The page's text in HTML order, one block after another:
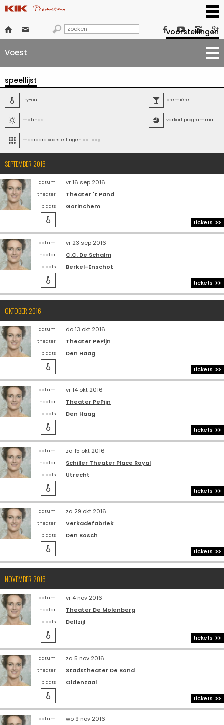
      
voorstellingen
Voest
speellijst
 try-out  première
 matinee  verkort programma
 meerdere voorstellingen op 1 dag
SEPTEMBER 2016
datum vr 16 sep 2016
theater Theater 't Pand
plaats Gorinchem
 tickets
datum vr 23 sep 2016
theater C.C. De Schalm
plaats Berkel-Enschot
 tickets
OKTOBER 2016
datum do 13 okt 2016
theater Theater PePijn
plaats Den Haag
 tickets
datum vr 14 okt 2016
theater Theater PePijn
plaats Den Haag
 tickets
datum za 15 okt 2016
theater Schiller Theater Place Royal
plaats Utrecht
 tickets
datum za 29 okt 2016
theater Verkadefabriek
plaats Den Bosch
 tickets
NOVEMBER 2016
datum vr 4 nov 2016
theater Theater De Molenberg
plaats Delfzijl
 tickets
datum za 5 nov 2016
theater Stadstheater De Bond
plaats Oldenzaal
 tickets
datum wo 9 nov 2016